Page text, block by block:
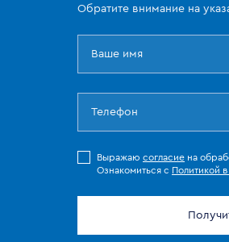
Обратите внимание на
Выражаю согласие на
Ознакомиться с Политикой